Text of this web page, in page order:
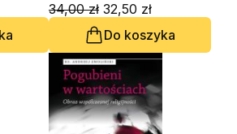
34,00 zł 32,50 zł
Do koszyka